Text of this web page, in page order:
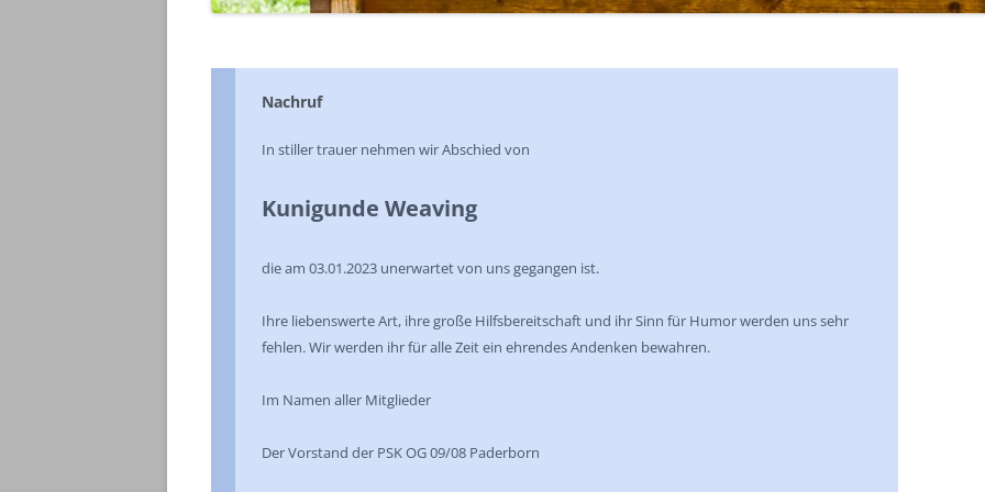
Nachruf
In stiller trauer nehmen wir Abschied von
Kunigunde Weaving
die am 03.01.2023 unerwartet von uns gegangen ist.
Ihre liebenswerte Art, ihre große Hilfsbereitschaft und ihr Sinn für Humor werden uns sehr
fehlen. Wir werden ihr für alle Zeit ein ehrendes Andenken bewahren.
Im Namen aller Mitglieder
Der Vorstand der PSK OG 09/08 Paderborn